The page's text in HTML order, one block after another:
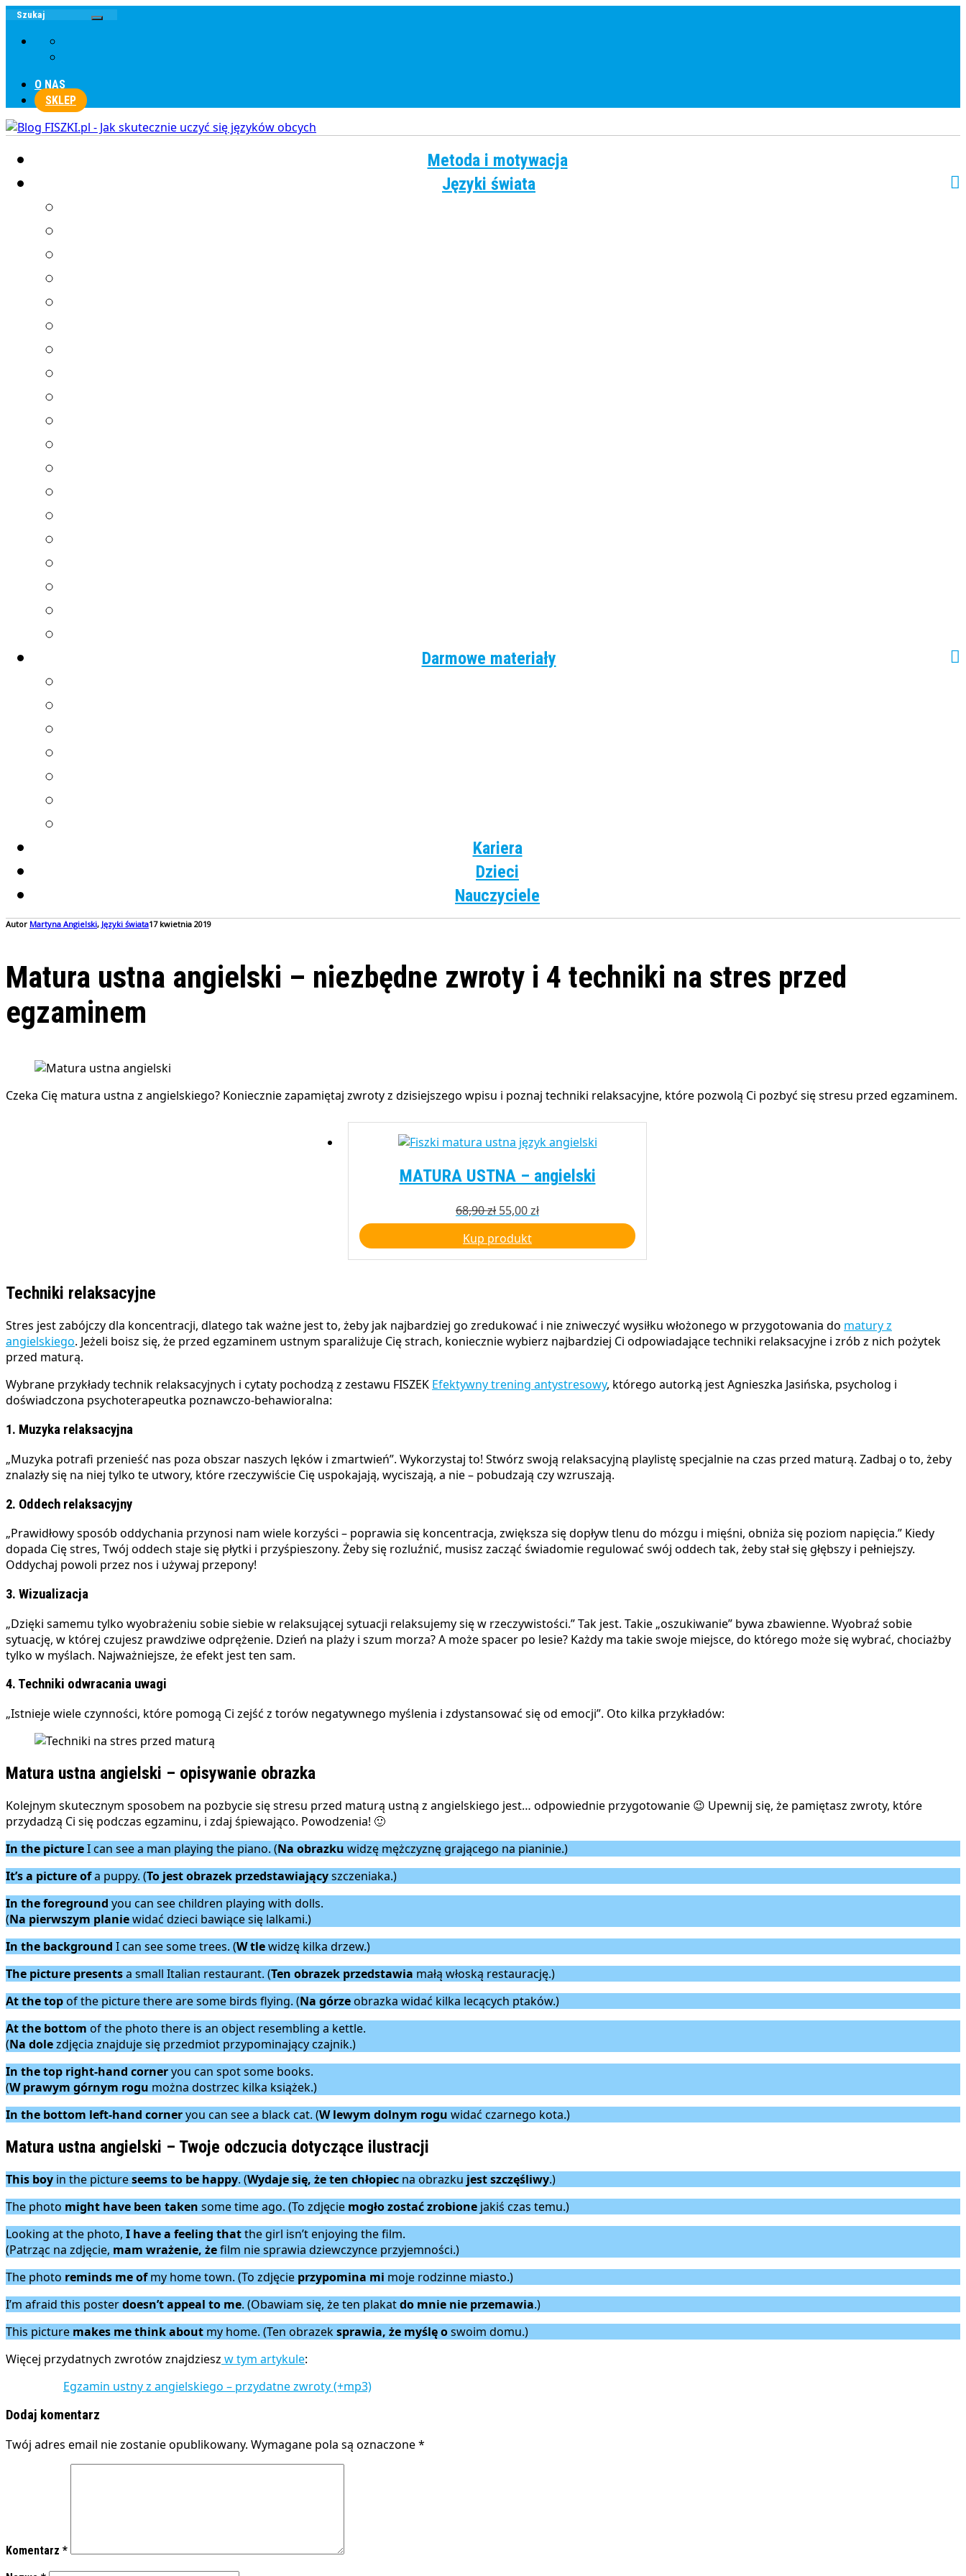
O NAS
SKLEP
Metoda i motywacja
Języki świata
Darmowe materiały
Kariera
Dzieci
Nauczyciele
Autor Martyna Angielski, Języki świata17 kwietnia 2019
Matura ustna angielski – niezbędne zwroty i 4 techniki na stres przed
egzaminem
Czeka Cię matura ustna z angielskiego? Koniecznie zapamiętaj zwroty z dzisiejszego wpisu i poznaj techniki relaksacyjne, które pozwolą Ci pozbyć się stresu przed egzaminem.
MATURA USTNA – angielski
68,90zł Pierwotna
cena
wynosiła:
68,90 zł.
55,00złAktualna
cena
55,00 zł.
Kup produkt
Techniki relaksacyjne
Stres jest zabójczy dla koncentracji, dlatego tak ważne jest to, żeby jak najbardziej go zredukować i nie zniweczyć wysiłku włożonego w przygotowania do matury z
angielskiego. Jeżeli boisz się, że przed egzaminem ustnym sparaliżuje Cię strach, koniecznie wybierz najbardziej Ci odpowiadające techniki relaksacyjne i zrób z nich pożytek
przed maturą.
Wybrane przykłady technik relaksacyjnych i cytaty pochodzą z zestawu FISZEK Efektywny trening antystresowy, którego autorką jest Agnieszka Jasińska, psycholog i
doświadczona psychoterapeutka poznawczo-behawioralna:
1. Muzyka relaksacyjna
„Muzyka potrafi przenieść nas poza obszar naszych lęków i zmartwień”. Wykorzystaj to! Stwórz swoją relaksacyjną playlistę specjalnie na czas przed maturą. Zadbaj o to, żeby
znalazły się na niej tylko te utwory, które rzeczywiście Cię uspokajają, wyciszają, a nie – pobudzają czy wzruszają.
2. Oddech relaksacyjny
„Prawidłowy sposób oddychania przynosi nam wiele korzyści – poprawia się koncentracja, zwiększa się dopływ tlenu do mózgu i mięśni, obniża się poziom napięcia.” Kiedy
dopada Cię stres, Twój oddech staje się płytki i przyśpieszony. Żeby się rozluźnić, musisz zacząć świadomie regulować swój oddech tak, żeby stał się głębszy i pełniejszy.
Oddychaj powoli przez nos i używaj przepony!
3. Wizualizacja
„Dzięki samemu tylko wyobrażeniu sobie siebie w relaksującej sytuacji relaksujemy się w rzeczywistości.” Tak jest. Takie „oszukiwanie” bywa zbawienne. Wyobraź sobie
sytuację, w której czujesz prawdziwe odprężenie. Dzień na plaży i szum morza? A może spacer po lesie? Każdy ma takie swoje miejsce, do którego może się wybrać, chociażby
tylko w myślach. Najważniejsze, że efekt jest ten sam.
4. Techniki odwracania uwagi
„Istnieje wiele czynności, które pomogą Ci zejść z torów negatywnego myślenia i zdystansować się od emocji”. Oto kilka przykładów:
Matura ustna angielski – opisywanie obrazka
Kolejnym skutecznym sposobem na pozbycie się stresu przed maturą ustną z angielskiego jest… odpowiednie przygotowanie 😉 Upewnij się, że pamiętasz zwroty, które
przydadzą Ci się podczas egzaminu, i zdaj śpiewająco. Powodzenia! 🙂
In the pictureI can see a man playing the piano. (Na obrazku widzę mężczyznę grającego na pianinie.)
It’s a picture ofa puppy. (To jest obrazek przedstawiającyszczeniaka.)
In the foreground you can see children playing with dolls.
(Na pierwszym planiewidać dzieci bawiące się lalkami.)
In the background I can see some trees. (W tlewidzę kilka drzew.)
The picture presentsa small Italian restaurant. (Ten obrazek przedstawia małą włoską restaurację.)
At the topof the picture there are some birds flying. (Na górzeobrazka widać kilka lecących ptaków.)
At the bottom of the photo there is an object resembling a kettle.
(Na dolezdjęcia znajduje się przedmiot przypominający czajnik.)
In the top right-hand corneryou can spot some books.
(W prawym górnym rogu można dostrzec kilka książek.)
In the bottom left-hand corneryou can see a black cat. (W lewym dolnym rogu widać czarnego kota.)
Matura ustna angielski – Twoje odczucia dotyczące ilustracji
This boy in the pictureseems to be happy. (Wydaje się, że ten chłopiec na obrazku jest szczęśliwy.)
The photo might have been taken some time ago. (To zdjęcie mogło zostać zrobione jakiś czas temu.)
Looking at the photo, I have a feeling thatthe girl isn’t enjoying the film.
(Patrząc na zdjęcie, mam wrażenie, żefilm nie sprawia dziewczynce przyjemności.)
The photo reminds me ofmy home town. (To zdjęcie przypomina mi moje rodzinne miasto.)
I’m afraid this posterdoesn’t appeal to me. (Obawiam się, że ten plakatdo mnie nie przemawia.)
This picture makes me think about my home. (Ten obrazeksprawia, że myślę oswoim domu.)
Więcej przydatnych zwrotów znajdziesz w tym artykule:
Egzamin ustny z angielskiego – przydatne zwroty (+mp3)
Dodaj komentarz
Twój adres email nie zostanie opublikowany. Wymagane pola są oznaczone*
Komentarz *